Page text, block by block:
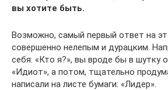
вы хотите быть.
Возможно, самый первый ответ на
совершенно нелепым и дурацким.
себя: «Кто я?», вы вроде бы в шутку
«Идиот», а потом, тщательно
написали на листе бумаги: «Лидер».